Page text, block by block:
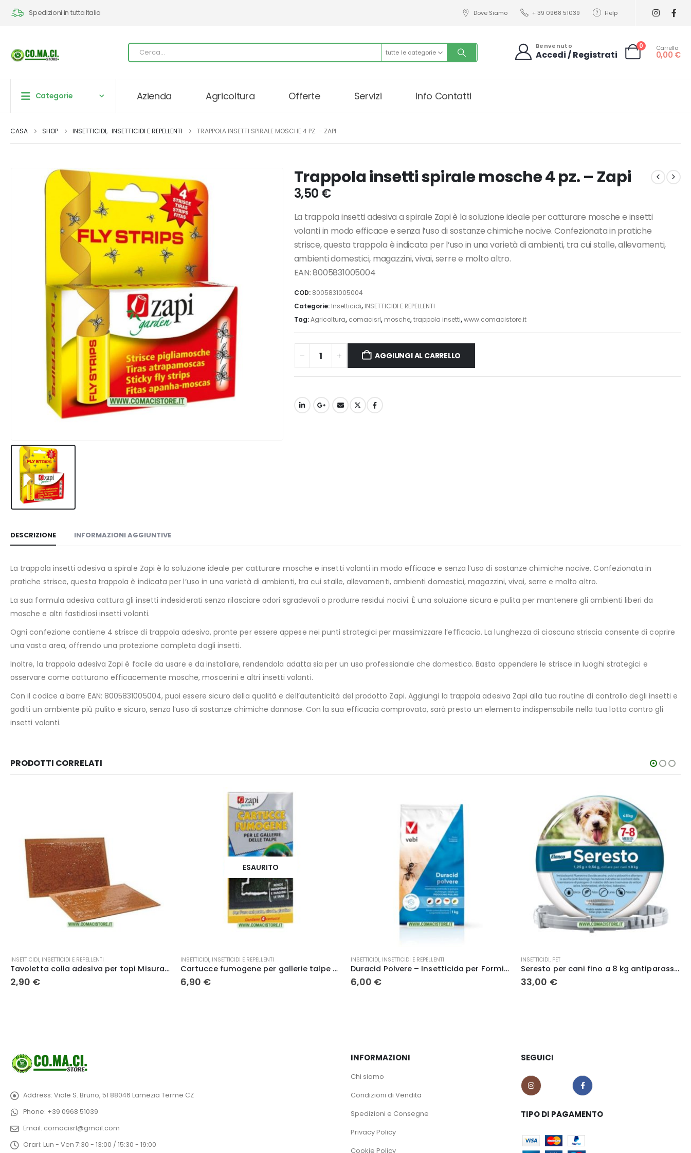
Spedizioni in tutta Italia Dove Siamo + 39 0968 51039 Help
tutte le categorie
Benvenuto
Accedi / Registrati
0 Carrello
0,00 €
Categorie Azienda Agricoltura Offerte Servizi Info Contatti
CASA SHOP INSETTICIDI, INSETTICIDI E REPELLENTI TRAPPOLA INSETTI SPIRALE MOSCHE 4 PZ. – ZAPI
Trappola insetti spirale mosche 4 pz. – Zapi
3,50 €
La trappola insetti adesiva a spirale Zapi è la soluzione ideale per catturare mosche e insetti
volanti in modo efficace e senza l’uso di sostanze chimiche nocive. Confezionata in pratiche
strisce, questa trappola è indicata per l’uso in una varietà di ambienti, tra cui stalle, allevamenti,
ambienti domestici, magazzini, vivai, serre e molto altro.
EAN: 8005831005004
COD: 8005831005004
Categorie: Insetticidi, INSETTICIDI E REPELLENTI
Tag:Agricoltura, comacisrl, mosche,trappola insetti,www.comacistore.it
AGGIUNGI AL CARRELLO
DESCRIZIONE INFORMAZIONI AGGIUNTIVE
La trappola insetti adesiva a spirale Zapi è la soluzione ideale per catturare mosche e insetti volanti in modo efficace e senza l’uso di sostanze chimiche nocive. Confezionata in
pratiche strisce, questa trappola è indicata per l’uso in una varietà di ambienti, tra cui stalle, allevamenti, ambienti domestici, magazzini, vivai, serre e molto altro.
La sua formula adesiva cattura gli insetti indesiderati senza rilasciare odori sgradevoli o produrre residui nocivi. È una soluzione sicura e pulita per mantenere gli ambienti liberi da
mosche e altri fastidiosi insetti volanti.
Ogni confezione contiene 4 strisce di trappola adesiva, pronte per essere appese nei punti strategici per massimizzare l’efficacia. La lunghezza di ciascuna striscia consente di coprire
una vasta area, offrendo una protezione completa dagli insetti.
Inoltre, la trappola adesiva Zapi è facile da usare e da installare, rendendola adatta sia per un uso professionale che domestico. Basta appendere le strisce in luoghi strategici e
osservare come catturano efficacemente mosche, moscerini e altri insetti volanti.
Con il codice a barre EAN: 8005831005004, puoi essere sicuro della qualità e dell’autenticità del prodotto Zapi. Aggiungi la trappola adesiva Zapi alla tua routine di controllo degli insetti e
goditi un ambiente più pulito e sicuro, senza l’uso di sostanze chimiche dannose. Con la sua efficacia comprovata, sarà presto un elemento indispensabile nella tua lotta contro gli
insetti volanti.
PRODOTTI CORRELATI
ESAURITO
INSETTICIDI, INSETTICIDI E REPELLENTI
Cartucce fumogene per gallerie talpe – Zapi
6,90€
INSETTICIDI, INSETTICIDI E REPELLENTI
Duracid Polvere – Insetticida per Formiche e Insetti 1 kg Vebi
6,00€
INSETTICIDI, PET
Seresto per cani fino a 8 kg antiparassitario ELANCO
33,00€
ESAURITO
INSETTICIDI, INSETTICIDI E REPELLENTI
Disabituante piccioni Kalif 750ml – Verde vivo
7,00€
Address: Viale S. Bruno, 51 88046 Lamezia Terme CZ
Phone: +39 0968 51039
Email: comacisrl@gmail.com
Orari: Lun - Ven 7:30 - 13:00 / 15:30 - 19:00
INFORMAZIONI
Chi siamo
Condizioni di Vendita
Spedizioni e Consegne
Privacy Policy
Cookie Policy
SEGUICI
TIPO DI PAGAMENTO